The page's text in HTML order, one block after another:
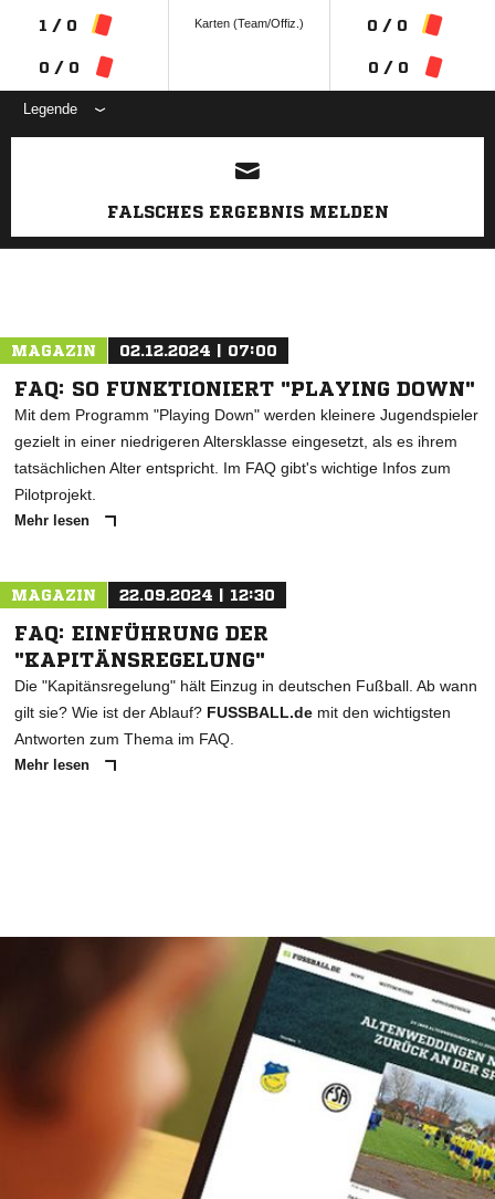
1 / 0
0 / 0
Karten (Team/Offiz.) 0 / 0
0 / 0
Legende
ANZEIGE
FALSCHES ERGEBNIS MELDEN
MAGAZIN 02.12.2024 | 07:00
FAQ: SO FUNKTIONIERT "PLAYING DOWN"
Mit dem Programm "Playing Down" werden kleinere Jugendspieler
gezielt in einer niedrigeren Altersklasse eingesetzt, als es ihrem
tatsächlichen Alter entspricht. Im FAQ gibt's wichtige Infos zum
Pilotprojekt.
Mehr lesen
MAGAZIN 22.09.2024 | 12:30
FAQ: EINFÜHRUNG DER
"KAPITÄNSREGELUNG"
Die "Kapitänsregelung" hält Einzug in deutschen Fußball. Ab wann
gilt sie? Wie ist der Ablauf? FUSSBALL.de mit den wichtigsten
Antworten zum Thema im FAQ.
Mehr lesen